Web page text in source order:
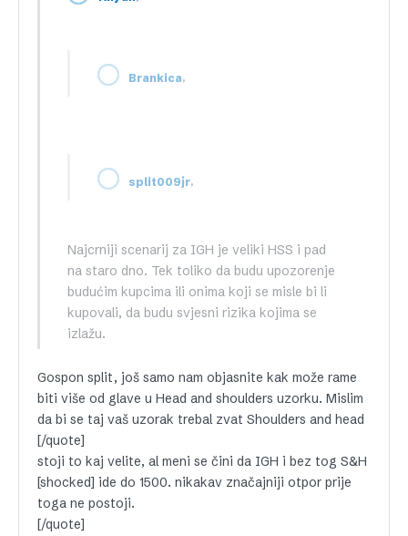
Brankica,
split009jr,
Najcrniji scenarij za IGH je veliki HSS i pad
na staro dno. Tek toliko da budu upozorenje
budućim kupcima ili onima koji se misle bi li
kupovali, da budu svjesni rizika kojima se
izlažu.
Gospon split, još samo nam objasnite kak može rame
biti više od glave u Head and shoulders uzorku. Mislim
da bi se taj vaš uzorak trebal zvat Shoulders and head
[/quote]
stoji to kaj velite, al meni se čini da IGH i bez tog S&H
[shocked] ide do 1500. nikakav značajniji otpor prije
toga ne postoji.
[/quote]